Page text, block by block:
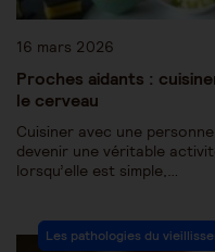
16 mars 2026
Proches aidants :
le cerveau
Cuisiner avec une
devenir une véritable
lorsqu’elle est simple,…
Les pathologies du